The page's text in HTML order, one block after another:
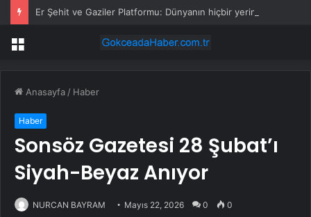
Menü
Anasayfa / Haber
Haber
Sonsöz Gazetesi 28 Şubat’ı
Siyah-Beyaz Anıyor
NURCAN BAYRAM Mayıs 22, 2026 0 0